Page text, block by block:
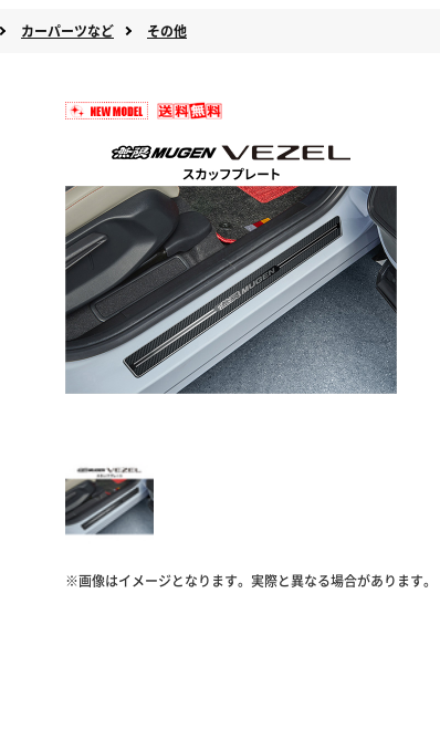
カーパーツなど その他
※画像はイメージとなります。実際と異なる場合があります。